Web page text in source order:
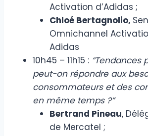
Activation d’Adidas ;
Chloé Bertagnolio,
Omnichannel
Adidas
10h45 – 11h15 : “Tendances
peut-on répondre aux
consommateurs et des
en même temps ?”
Bertrand Pineau,
de Mercatel ;